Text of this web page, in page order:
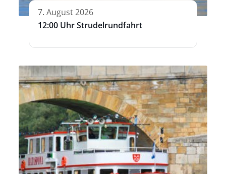
7. August 2026
12:00 Uhr Strudelrundfahrt